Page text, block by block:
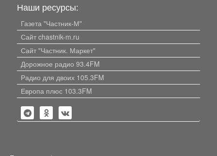
Наши ресурсы:
Газета "Частник-М"
Сайт chastnik-m.ru
Сайт "Частник. Маркет"
Дорожное радио 93.4FM
Радио для двоих 105.3FM
Европа плюс 103.3FM